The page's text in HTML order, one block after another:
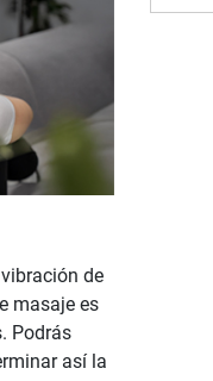
de
masaje es
Podrás
así la